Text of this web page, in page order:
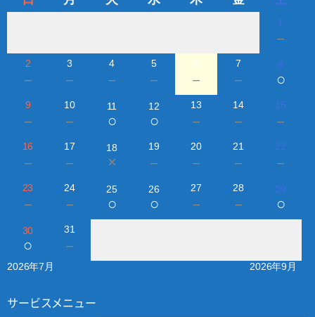
1
－
2
－
3
－
4
－
5
－
6
－
7
－
8
○
9
－
10
－
11
○
12
○
13
－
14
－
15
－
16
－
17
－
18
×
19
－
20
－
21
－
22
－
23
－
24
－
25
○
26
○
27
－
28
－
29
○
30
○
31
－
2026年7月 2026年9月
サービスメニュー